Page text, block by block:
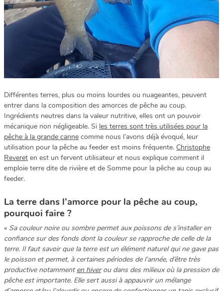
Différentes terres, plus ou moins lourdes ou nuageantes, peuvent
entrer dans la composition des amorces de pêche au coup.
Ingrédients neutres dans la valeur nutritive, elles ont un pouvoir
mécanique non négligeable. Si les terres sont très utilisées pour la
pêche à la grande canne comme nous l’avons déjà évoqué, leur
utilisation pour la pêche au feeder est moins fréquente. Christophe
Reveret en est un fervent utilisateur et nous explique comment il
emploie terre dite de rivière et de Somme pour la pêche au coup au
feeder.
La terre dans l’amorce pour la pêche au coup,
pourquoi faire ?
« Sa couleur noire ou sombre permet aux poissons de s’installer en
confiance sur des fonds dont la couleur se rapproche de celle de la
terre. Il faut savoir que la terre est un élément naturel qui ne gave pas
le poisson et permet, à certaines périodes de l’année, d’être très
productive notamment en hiverou dans des milieux où la pression de
pêche est importante. Elle sert aussi à appauvrir un mélange